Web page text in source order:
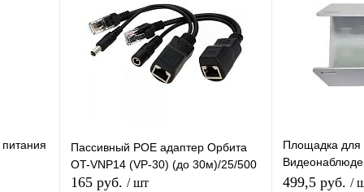
Купить в 1 клик
В избранное В наличии
Купить в 1
В избранное
Пассивный POE адаптер Орбита
OT-VNP14 (VP-30) (до 30м)/25/500
165 руб. / шт
Площадка для
499,5 руб. /